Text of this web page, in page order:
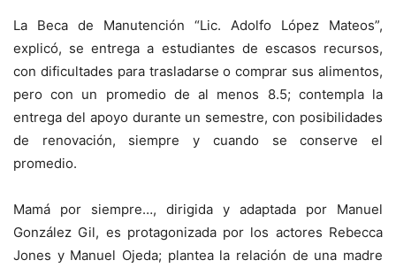
La Beca de Manutención “Lic. Adolfo López Mateos”,
explicó, se entrega a estudiantes de escasos recursos,
con dificultades para trasladarse o comprar sus alimentos,
pero con un promedio de al menos 8.5; contempla la
entrega del apoyo durante un semestre, con posibilidades
de renovación, siempre y cuando se conserve el
promedio.
Mamá por siempre…, dirigida y adaptada por Manuel
González Gil, es protagonizada por los actores Rebecca
Jones y Manuel Ojeda; plantea la relación de una madre